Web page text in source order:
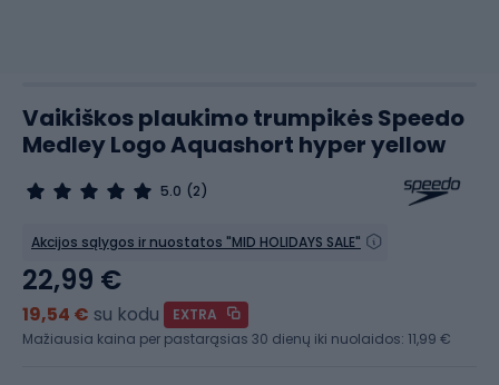
Vaikiškos plaukimo trumpikės Speedo
Medley Logo Aquashort hyper yellow
5.0 (2)
Akcijos sąlygos ir nuostatos "MID HOLIDAYS SALE"
22,99 €
19,54 € su kodu
EXTRA
Mažiausia kaina per pastarąsias 30 dienų iki nuolaidos: 11,99 €